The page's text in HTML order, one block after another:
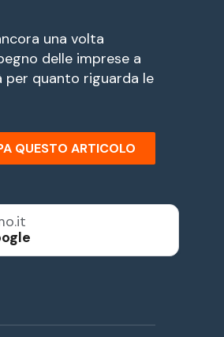
una volta
delle imprese a
quanto riguarda le
QUESTO ARTICOLO